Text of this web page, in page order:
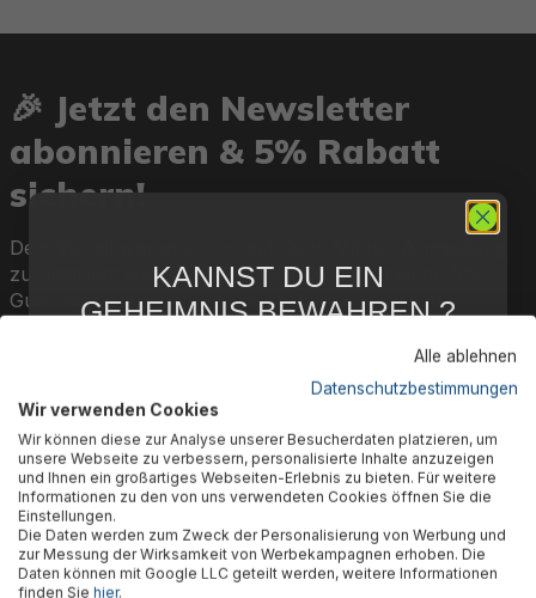
🎉 Jetzt den Newsletter
abonnieren & 5% Rabatt
sichern!
Dein Vorteil wartet schon auf Dich: Mit der Anmeldung
zu unserem Newsletter erhältst Du sofort einen 5%-
Gutschein auf nicht reduzierte Ware für Deinen
E-Mail-Adresse*
Nachname
Ich habe dieDatenschutzbestimmungenzur Kenntnis genommen
Abonnieren
Alle ablehnen
Datenschutzbestimmungen
Wir verwenden Cookies
Wir können diese zur Analyse unserer Besucherdaten platzieren, um
unsere Webseite zu verbessern, personalisierte Inhalte anzuzeigen
und Ihnen ein großartiges Webseiten-Erlebnis zu bieten. Für weitere
Informationen zu den von uns verwendeten Cookies öffnen Sie die
Einstellungen.
Die Daten werden zum Zweck der Personalisierung von Werbung und
zur Messung der Wirksamkeit von Werbekampagnen erhoben. Die
Daten können mit Google LLC geteilt werden, weitere Informationen
finden Sie hier.
KANNST DU EIN
GEHEIMNIS BEWAHREN ?
FÜR DICH
Abonniere jetzt unseren kostenlosen
Newsletter, verpasse keine Neuigkeiten und
Aktionen mehr und sichere Dir 5 %
Willkommensrabatt auf nicht reduzierte Ware
bei Deiner ersten Bestellung !*
Email